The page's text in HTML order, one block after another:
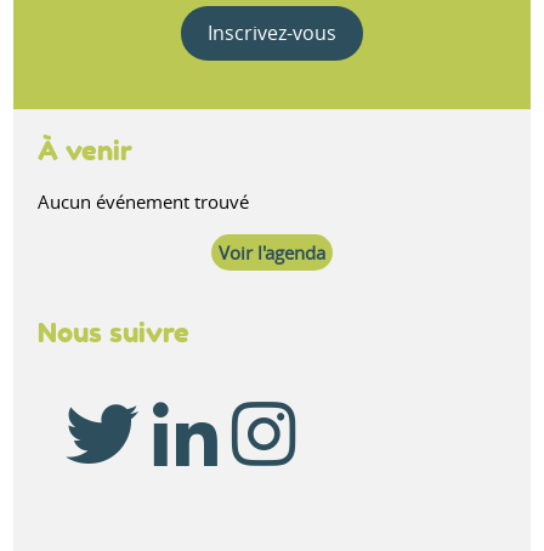
Inscrivez-vous
À venir
Aucun événement trouvé
Voir l'agenda
Nous suivre